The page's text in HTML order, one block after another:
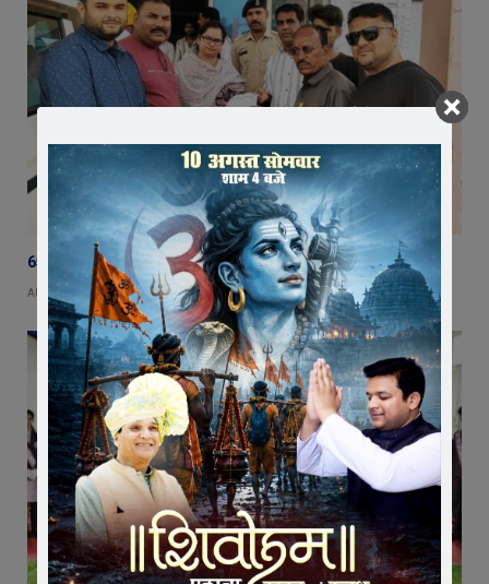
65 हजार रुपए भाड़ा न देने का आरोप, ट्रक चालक ने एसडीएम को सौंपा ज्ञापन
AUGUST 5, 2026